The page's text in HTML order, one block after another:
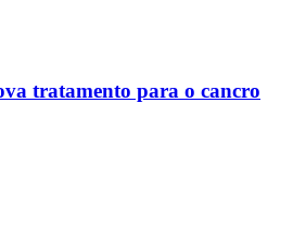
tratamento para o cancro